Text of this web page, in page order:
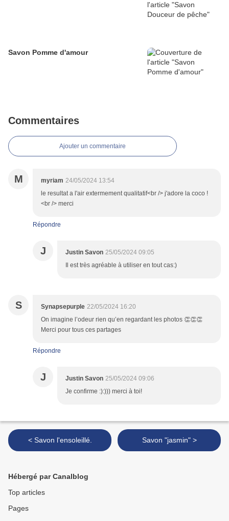
Savon Pomme d'amour
Commentaires
Ajouter un commentaire
M myriam 24/05/2024 13:54
le resultat a l'air extermement qualitatif<br /> j'adore la coco !
<br /> merci
Répondre
J Justin Savon 25/05/2024 09:05
Il est très agréable à utiliser en tout cas:)
S Synapsepurple 22/05/2024 16:20
On imagine l’odeur rien qu’en regardant les photos 👏👏👏
Merci pour tous ces partages
Répondre
J Justin Savon 25/05/2024 09:06
Je confirme :):))) merci à toi!
< Savon l'ensoleillé. Savon "jasmin" >
Hébergé par Canalblog
Top articles
Pages